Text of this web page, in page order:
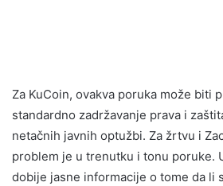
Za KuCoin, ovakva poruka može biti
standardno zadržavanje prava i
netačnih javnih optužbi. Za žrtvu i
problem je u trenutku i tonu poruke.
dobije jasne informacije o tome da li